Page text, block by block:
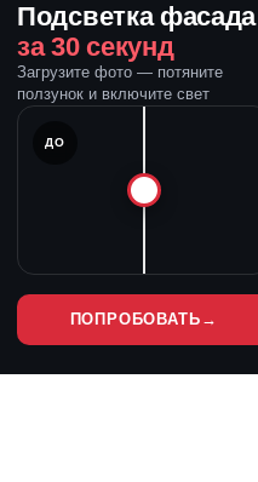
Подсветка фасада
за 30 секунд
Загрузите фото — потяните
ползунок и включите свет
ДО
ПОПРОБОВАТЬ →